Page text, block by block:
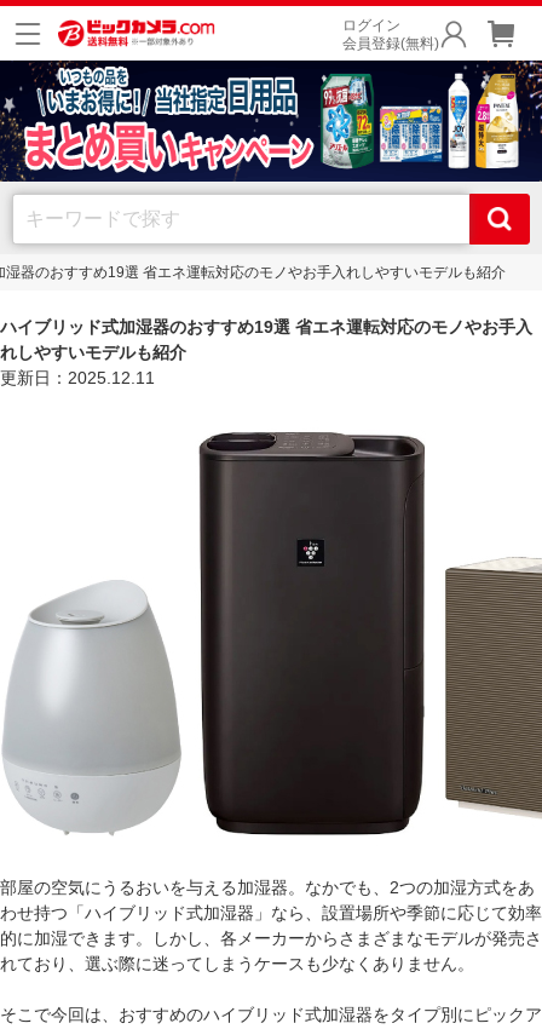
ログイン
会員登録(無料)
湿器のおすすめ19選 省エネ運転対応のモノやお手入れしやすいモデルも紹介
ハイブリッド式加湿器のおすすめ19選 省エネ運転対応のモノやお手入
れしやすいモデルも紹介
更新日：2025.12.11
部屋の空気にうるおいを与える加湿器。なかでも、2つの加湿方式をあ
わせ持つ「ハイブリッド式加湿器」なら、設置場所や季節に応じて効率
的に加湿できます。しかし、各メーカーからさまざまなモデルが発売さ
れており、選ぶ際に迷ってしまうケースも少なくありません。
そこで今回は、おすすめのハイブリッド式加湿器をタイプ別にピックア